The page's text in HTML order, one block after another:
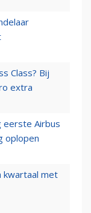
Class? Bij
extra
eerste Airbus
oplopen
kwartaal met